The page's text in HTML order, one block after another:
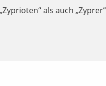
als auch